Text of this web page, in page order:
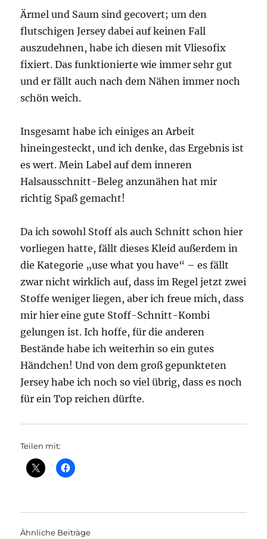
Ärmel und Saum sind gecovert; um den
flutschigen Jersey dabei auf keinen Fall
auszudehnen, habe ich diesen mit Vliesofix
fixiert. Das funktionierte wie immer sehr gut
und er fällt auch nach dem Nähen immer noch
schön weich.
Insgesamt habe ich einiges an Arbeit
hineingesteckt, und ich denke, das Ergebnis ist
es wert. Mein Label auf dem inneren
Halsausschnitt-Beleg anzunähen hat mir
richtig Spaß gemacht!
Da ich sowohl Stoff als auch Schnitt schon hier
vorliegen hatte, fällt dieses Kleid außerdem in
die Kategorie „use what you have“ – es fällt
zwar nicht wirklich auf, dass im Regel jetzt zwei
Stoffe weniger liegen, aber ich freue mich, dass
mir hier eine gute Stoff-Schnitt-Kombi
gelungen ist. Ich hoffe, für die anderen
Bestände habe ich weiterhin so ein gutes
Händchen! Und von dem groß gepunkteten
Jersey habe ich noch so viel übrig, dass es noch
für ein Top reichen dürfte.
Teilen mit:
Ähnliche Beiträge